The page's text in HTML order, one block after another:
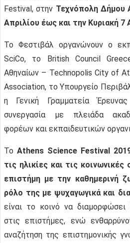
Festival, στην Τεχνόπολη Δήμου
Απριλίου έως και την Κυριακή 7
To Φεστιβάλ οργανώνουν ο
SciCo, το British Council
Αθηναίων – Technopolis City of
Association, το Υπουργείο
η Γενική Γραμματεία
συνεργασία με πλειάδα
φορέων και εκπαιδευτικών
Το Athens Science Festival
τις ηλικίες και τις
επιστήμη με την καθημερινή
ρόλο της με ψυχαγωγικά και
είναι το κοινό να
στις επιστήμες, ενώ
αναζήτηση της επιστημονικής